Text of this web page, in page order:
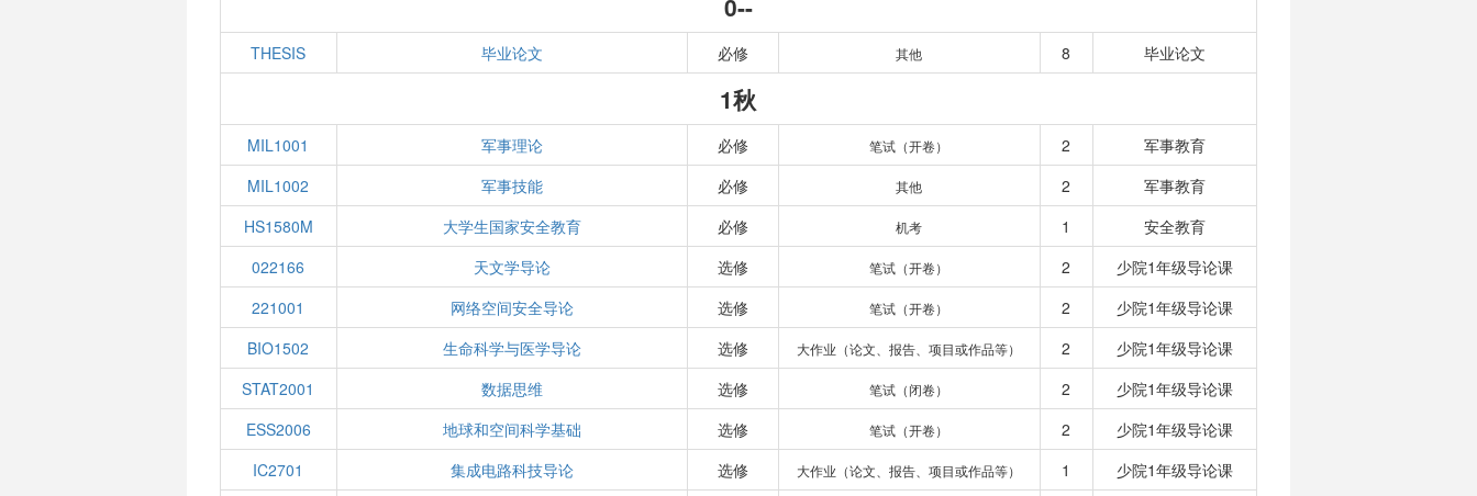
0--
THESIS 毕业论文 必修 其他 8 毕业论文
1秋
MIL1001 军事理论 必修 笔试（开卷） 2
军事教育
MIL1002
军事技能 必修 其他 2
军事教育
HS1580M
大学生国家安全教育 必修 机考 1
安全教育
022166
天文学导论 选修 笔试（开卷） 2
少院1年级导论课
221001
网络空间安全导论 选修 笔试（开卷） 2
少院1年级导论课
BIO1502
生命科学与医学导论 选修 大作业（论文、报告、项目或作品等） 2
少院1年级导论课
STAT2001
数据思维 选修 笔试（闭卷） 2
少院1年级导论课
ESS2006
地球和空间科学基础 选修 笔试（开卷） 2
少院1年级导论课
IC2701
集成电路科技导论 选修 大作业（论文、报告、项目或作品等） 1
少院1年级导论课